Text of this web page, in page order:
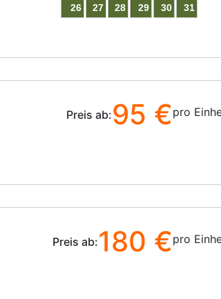
26
27 28 29 30 31
Preis ab:95 €pro
Preis ab:180 €pro